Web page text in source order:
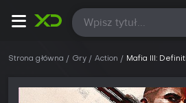
Wszystkie
Strona główna Gry Action Mafia III: